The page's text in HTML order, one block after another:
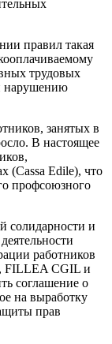
правил такая
трудовых
нарушению
занятых в
В настоящее
(Cassa Edile), что
профсоюзного
солидарности и
работников
FILLEA CGIL и
соглашение о
на выработку
прав